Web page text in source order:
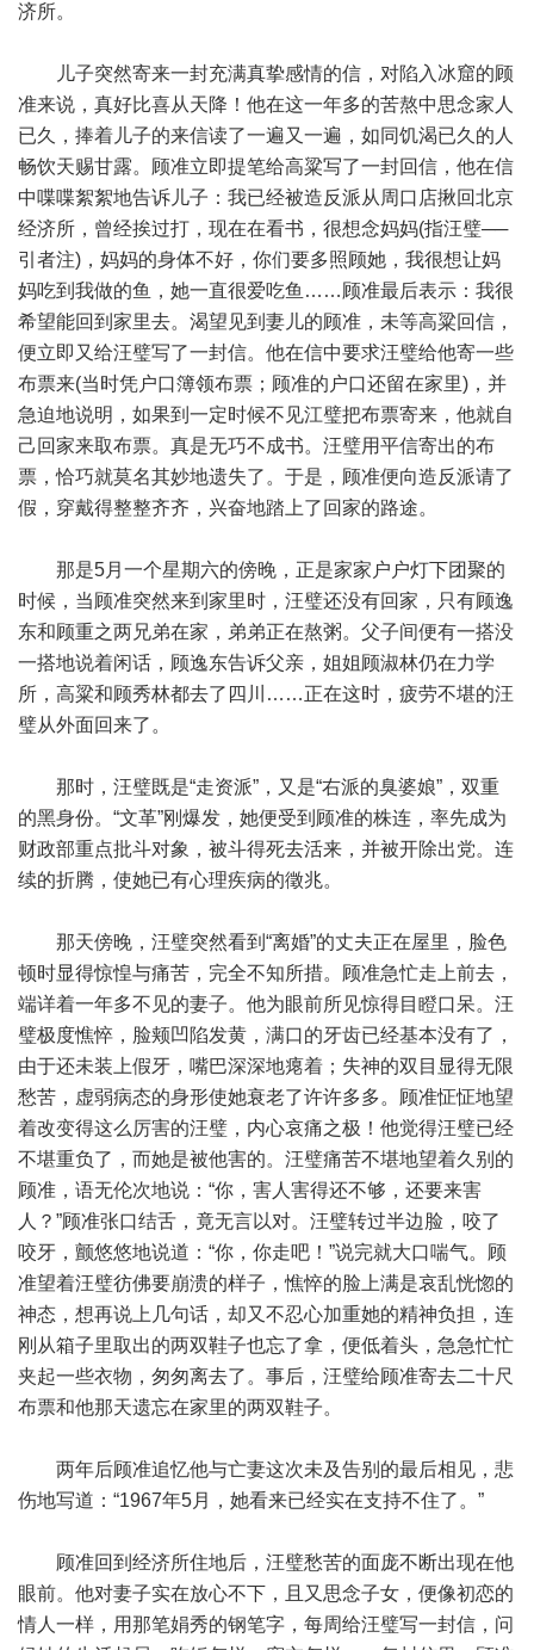
济所。
儿子突然寄来一封充满真挚感情的信，对陷入冰窟的顾
准来说，真好比喜从天降！他在这一年多的苦熬中思念家人
已久，捧着儿子的来信读了一遍又一遍，如同饥渴已久的人
畅饮天赐甘露。顾准立即提笔给高粱写了一封回信，他在信
中喋喋絮絮地告诉儿子：我已经被造反派从周口店揪回北京
经济所，曾经挨过打，现在在看书，很想念妈妈(指汪璧──
引者注)，妈妈的身体不好，你们要多照顾她，我很想让妈
妈吃到我做的鱼，她一直很爱吃鱼……顾准最后表示：我很
希望能回到家里去。渴望见到妻儿的顾准，未等高粱回信，
便立即又给汪璧写了一封信。他在信中要求汪璧给他寄一些
布票来(当时凭户口簿领布票；顾准的户口还留在家里)，并
急迫地说明，如果到一定时候不见江璧把布票寄来，他就自
己回家来取布票。真是无巧不成书。汪璧用平信寄出的布
票，恰巧就莫名其妙地遗失了。于是，顾准便向造反派请了
假，穿戴得整整齐齐，兴奋地踏上了回家的路途。
那是5月一个星期六的傍晚，正是家家户户灯下团聚的
时候，当顾准突然来到家里时，汪璧还没有回家，只有顾逸
东和顾重之两兄弟在家，弟弟正在熬粥。父子间便有一搭没
一搭地说着闲话，顾逸东告诉父亲，姐姐顾淑林仍在力学
所，高粱和顾秀林都去了四川……正在这时，疲劳不堪的汪
璧从外面回来了。
那时，汪璧既是“走资派”，又是“右派的臭婆娘”，双重
的黑身份。“文革”刚爆发，她便受到顾准的株连，率先成为
财政部重点批斗对象，被斗得死去活来，并被开除出党。连
续的折腾，使她已有心理疾病的徵兆。
那天傍晚，汪璧突然看到“离婚”的丈夫正在屋里，脸色
顿时显得惊惶与痛苦，完全不知所措。顾准急忙走上前去，
端详着一年多不见的妻子。他为眼前所见惊得目瞪口呆。汪
璧极度憔悴，脸颊凹陷发黄，满口的牙齿已经基本没有了，
由于还未装上假牙，嘴巴深深地瘪着；失神的双目显得无限
愁苦，虚弱病态的身形使她衰老了许许多多。顾准怔怔地望
着改变得这么厉害的汪璧，内心哀痛之极！他觉得汪璧已经
不堪重负了，而她是被他害的。汪璧痛苦不堪地望着久别的
顾准，语无伦次地说：“你，害人害得还不够，还要来害
人？”顾准张口结舌，竟无言以对。汪璧转过半边脸，咬了
咬牙，颤悠悠地说道：“你，你走吧！”说完就大口喘气。顾
准望着汪璧彷佛要崩溃的样子，憔悴的脸上满是哀乱恍惚的
神态，想再说上几句话，却又不忍心加重她的精神负担，连
刚从箱子里取出的两双鞋子也忘了拿，便低着头，急急忙忙
夹起一些衣物，匆匆离去了。事后，汪璧给顾准寄去二十尺
布票和他那天遗忘在家里的两双鞋子。
两年后顾准追忆他与亡妻这次未及告别的最后相见，悲
伤地写道：“1967年5月，她看来已经实在支持不住了。”
顾准回到经济所住地后，汪璧愁苦的面庞不断出现在他
眼前。他对妻子实在放心不下，且又思念子女，便像初恋的
情人一样，用那笔娟秀的钢笔字，每周给汪璧写一封信，问